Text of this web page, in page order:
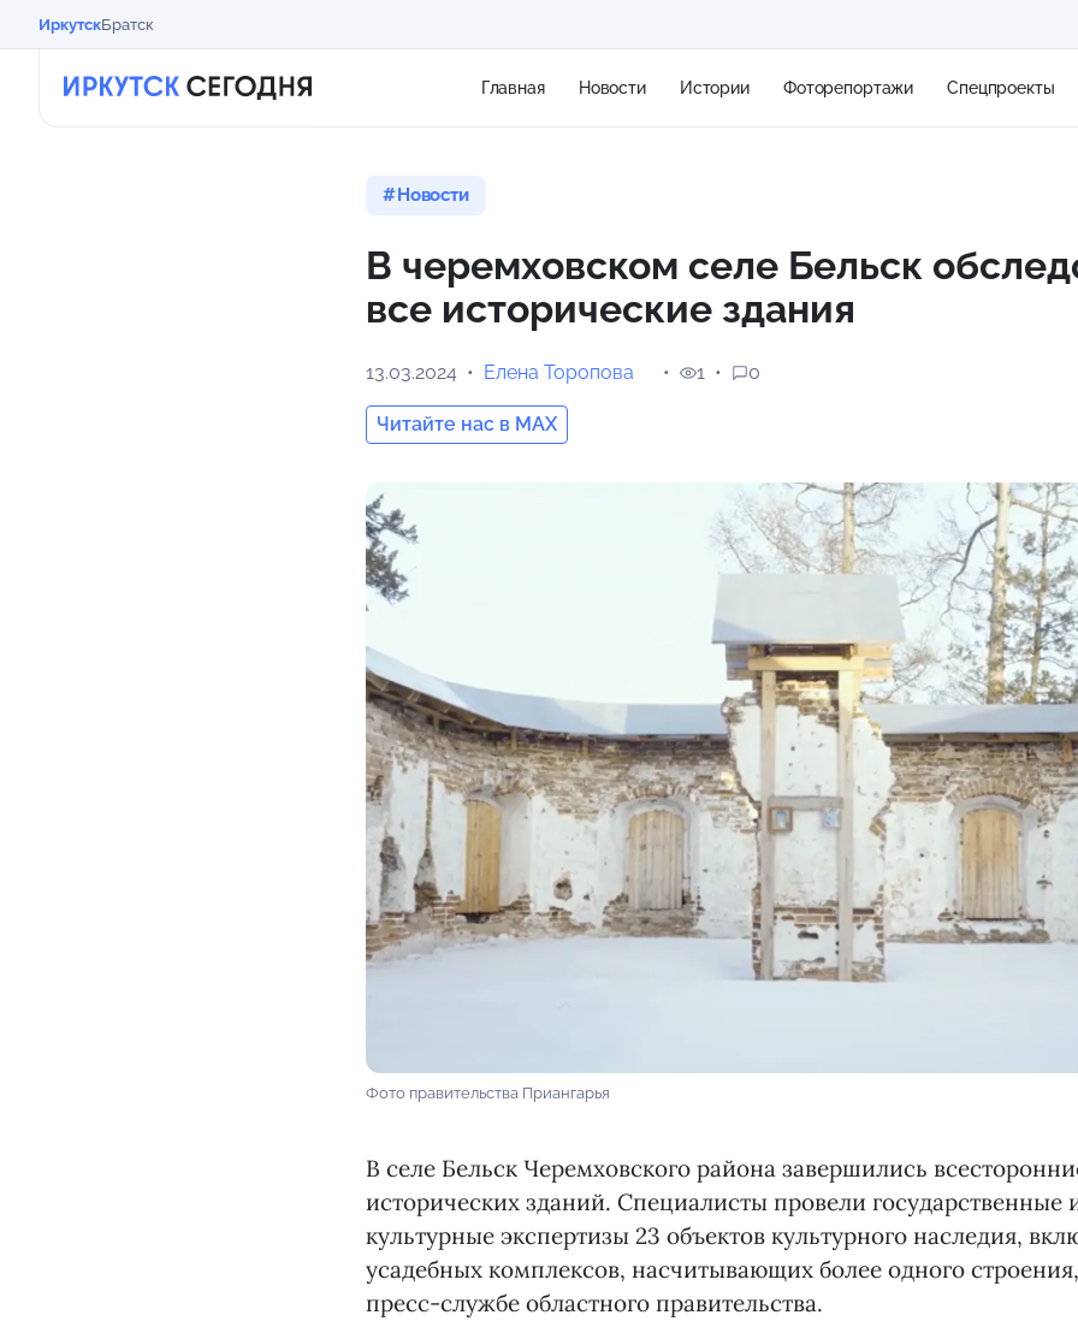
ИркутскБратск
Главная Новости Истории Фоторепортажи Спецпроекты
Новости
В черемховском селе Бельск
все исторические здания
13.03.2024 Елена Торопова
Читайте нас в MAX
1 0
Фото правительства Приангарья
В селе Бельск Черемховского района завершились
исторических зданий. Специалисты провели государственные
культурные экспертизы 23 объектов культурного наследия,
усадебных комплексов, насчитывающих более одного
пресс-службе областного правительства.